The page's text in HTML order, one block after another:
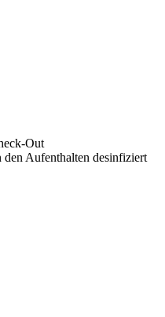
Out
Aufenthalten desinfiziert